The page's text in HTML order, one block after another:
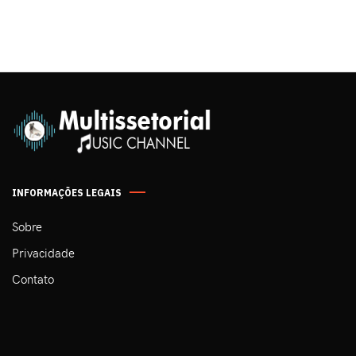
INFORMAÇÕES LEGAIS
Sobre
Privacidade
Contato